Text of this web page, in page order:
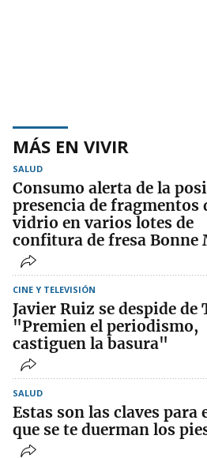
MÁS EN VIVIR
SALUD
Consumo alerta de la
presencia de fragmentos
vidrio en varios lotes de
confitura de fresa Bonne
CINE Y TELEVISIÓN
Javier Ruiz se despide de
"Premien el periodismo,
castiguen la basura"
SALUD
Estas son las claves para
que se te duerman los